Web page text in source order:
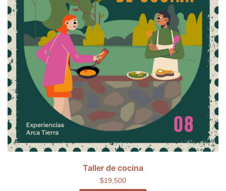
Taller de cocina
$19,500